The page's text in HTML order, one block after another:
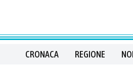
CRONACA REGIONE